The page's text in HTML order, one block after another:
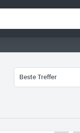
Beste Treffer